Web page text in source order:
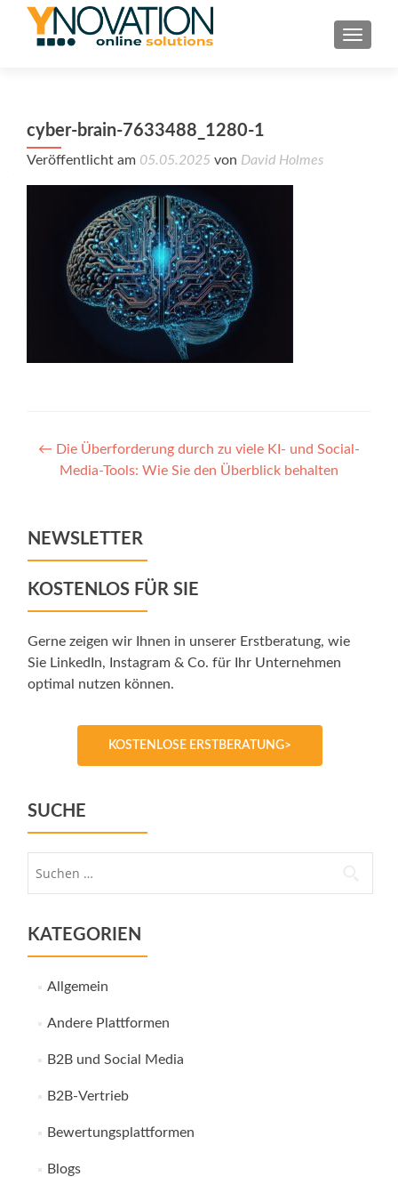
cyber-brain-7633488_1280-1
Veröffentlicht am 05.05.2025 von David Holmes
Post
navigation
← Die Überforderung durch zu viele KI- und Social-
Media-Tools: Wie Sie den Überblick behalten
NEWSLETTER
KOSTENLOS FÜR SIE
Gerne zeigen wir Ihnen in unserer Erstberatung, wie
Sie LinkedIn, Instagram & Co. für Ihr Unternehmen
optimal nutzen können.
KOSTENLOSE ERSTBERATUNG>
SUCHE
KATEGORIEN
Allgemein
Andere Plattformen
B2B und Social Media
B2B-Vertrieb
Bewertungsplattformen
Blogs